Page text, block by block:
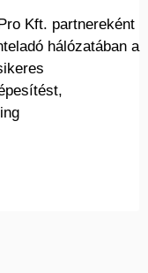
Kft. partnereként
hálózatában a